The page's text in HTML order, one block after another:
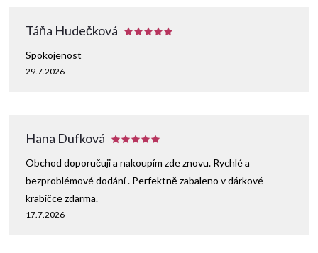
Táňa Hudečková
29.7.2026
Spokojenost
Hana Dufková
17.7.2026
Obchod doporučuji a nakoupím zde znovu. Rychlé a
bezproblémové dodání . Perfektně zabaleno v dárkové
krabičce zdarma.